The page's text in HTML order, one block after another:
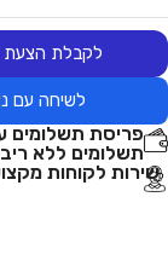
לקבלת הצעת
לשיחה עם
תשלומים ללא
שירות לקוחות